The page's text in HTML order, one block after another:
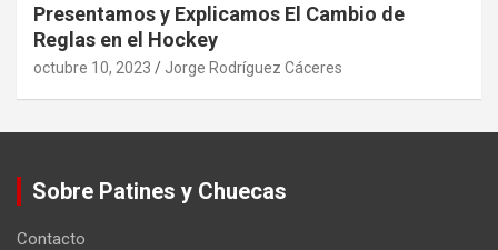
Presentamos y Explicamos El Cambio de
Reglas en el Hockey
octubre 10, 2023 Jorge Rodríguez Cáceres
Sobre Patines y Chuecas
Contacto